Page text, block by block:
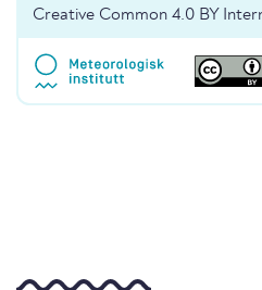
Creative Common 4.0 BY